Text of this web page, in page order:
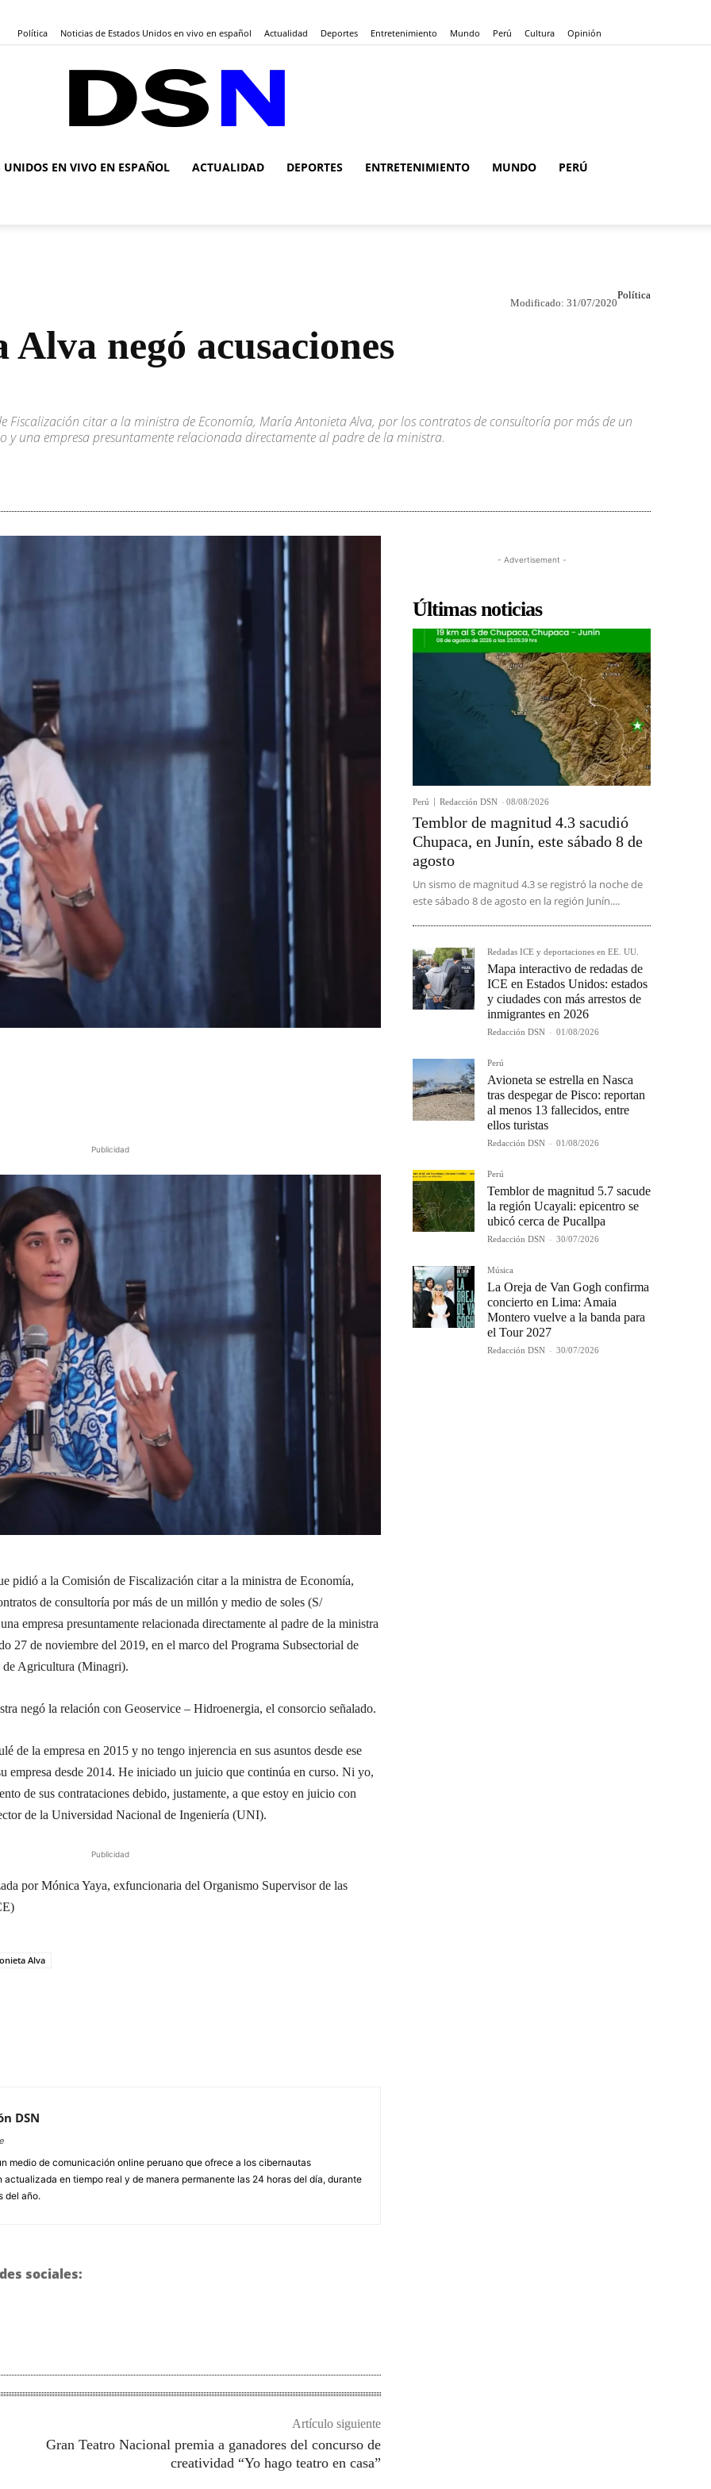
Política Noticias de Estados Unidos en vivo en español Actualidad Deportes Entretenimiento Mundo Perú Cultura Opinión
UNIDOS EN VIVO EN ESPAÑOL ACTUALIDAD DEPORTES ENTRETENIMIENTO MUNDO PERÚ
Política
Modificado: 31/07/2020
negó acusaciones
Fiscalización citar a la ministra de Economía, María Antonieta Alva, por los contratos de consultoría por más de un
y una empresa presuntamente relacionada directamente al padre de la ministra.
Publicidad
pidió a la Comisión de Fiscalización citar a la ministra de Economía,
de consultoría por más de un millón y medio de soles (S/
empresa presuntamente relacionada directamente al padre de la ministra
27 de noviembre del 2019, en el marco del Programa Subsectorial de
Agricultura (Minagri).
negó la relación con Geoservice – Hidroenergia, el consorcio señalado.
de la empresa en 2015 y no tengo injerencia en sus asuntos desde ese
empresa desde 2014. He iniciado un juicio que continúa en curso. Ni yo,
de sus contrataciones debido, justamente, a que estoy en juicio con
de la Universidad Nacional de Ingeniería (UNI).
Publicidad
por Mónica Yaya, exfuncionaria del Organismo Supervisor de las
Alva
DSN
medio de comunicación online peruano que ofrece a los cibernautas
actualizada en tiempo real y de manera permanente las 24 horas del día, durante
del año.
sociales:
Artículo siguiente
Gran Teatro Nacional premia a ganadores del concurso de
creatividad “Yo hago teatro en casa”
- Advertisement -
Últimas noticias
Perú Redacción DSN - 08/08/2026
Temblor de magnitud 4.3 sacudió
Chupaca, en Junín, este sábado 8 de
agosto
Un sismo de magnitud 4.3 se registró la noche de
este sábado 8 de agosto en la región Junín....
Redadas ICE y deportaciones en EE. UU.
Mapa interactivo de redadas de
ICE en Estados Unidos: estados
y ciudades con más arrestos de
inmigrantes en 2026
Redacción DSN - 01/08/2026
Perú
Avioneta se estrella en Nasca
tras despegar de Pisco: reportan
al menos 13 fallecidos, entre
ellos turistas
Redacción DSN - 01/08/2026
Perú
Temblor de magnitud 5.7 sacude
la región Ucayali: epicentro se
ubicó cerca de Pucallpa
Redacción DSN - 30/07/2026
Música
La Oreja de Van Gogh confirma
concierto en Lima: Amaia
Montero vuelve a la banda para
el Tour 2027
Redacción DSN - 30/07/2026